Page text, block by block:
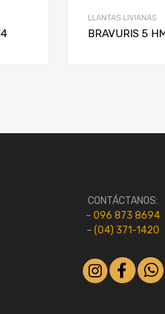
LLANTAS LIVIANAS
BRAVURIS 5
CONTÁCTANOS:
–096 873 8694
–(04) 371-1420